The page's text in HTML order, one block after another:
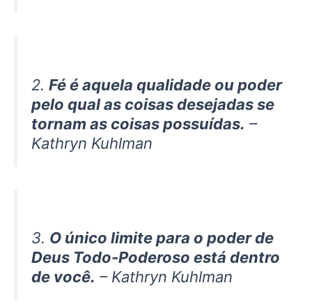
2. Fé é aquela qualidade ou poder
pelo qual as coisas desejadas se
tornam as coisas possuídas. –
Kathryn Kuhlman
3. O único limite para o poder de
Deus Todo-Poderoso está dentro
de você. – Kathryn Kuhlman